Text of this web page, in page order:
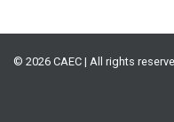
© 2026 CAEC | All rights